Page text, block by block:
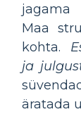
jagama
Maa
kohta.
ja
äratada